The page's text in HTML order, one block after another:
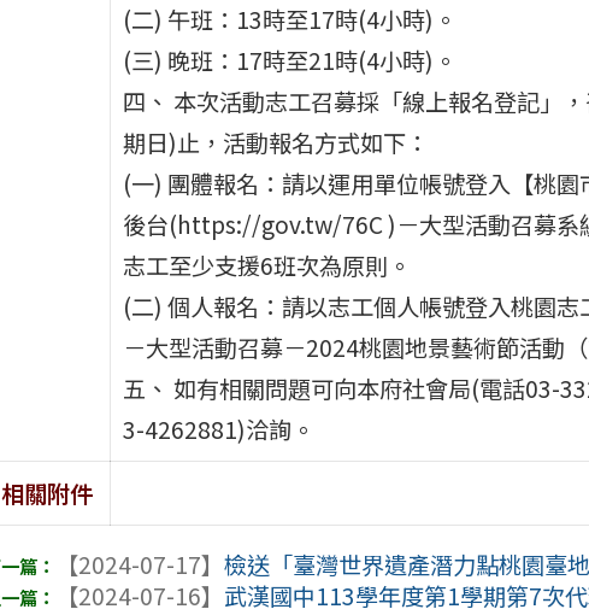
(二) 午班：13時至17時(4小時)。
(三) 晚班：17時至21時(4小時)。
四、 本次活動志工召募採「線上報名登記」
期日)止，活動報名方式如下：
(一) 團體報名：請以運用單位帳號登入【桃
後台(https://gov.tw/76C )－大型活動召募系
志工至少支援6班次為原則。
(二) 個人報名：請以志工個人帳號登入桃園
－大型活動召募－2024桃園地景藝術節活動
五、 如有相關問題可向本府社會局(電話03-
3-4262881)洽詢。
相關附件
【2024-07-17】檢送「臺灣世界遺產潛力點桃園臺
【2024-07-16】 武漢國中113學年度第1學期第7次